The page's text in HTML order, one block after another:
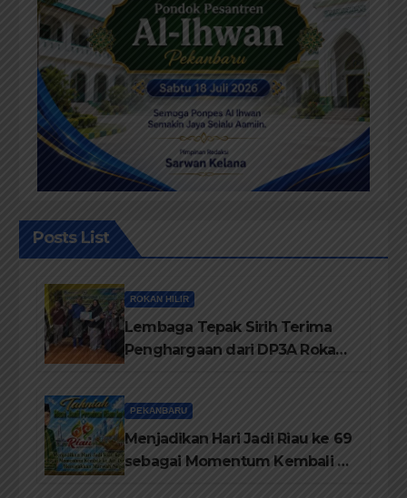
Posts List
ROKAN HILIR
Lembaga Tepak Sirih Terima
Penghargaan dari DP3A Rokan
PEKANBARU
Menjadikan Hari Jadi Riau ke 69
sebagai Momentum Kembali ke